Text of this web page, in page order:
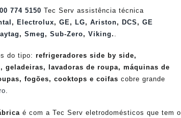
774 5150 Tec Serv assistência técnica
, Electrolux, GE , LG, Ariston, DCS , GE
, Smeg , Sub-Zero, Viking.
do tipo: refrigeradores side by side,
lavadoras de roupa, máquinas de
fogões, cooktops e coifas cobre grande
.
é com a Tec Serv eletrodomésticos que tem o